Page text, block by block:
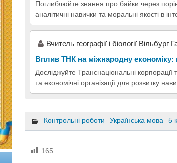
Поглиблюйте знання про байки через
аналітичні навички та моральні якості в
Вчитель географії і біології Вільбург
Вплив ТНК на міжнародну економіку:
Досліджуйте Транснаціональні
та економічні організації для розвитку
Контрольні роботи Українська мова 5
165